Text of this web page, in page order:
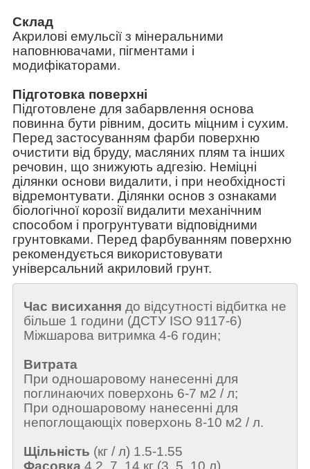
Склад
Акрилові емульсії з мінеральними
наповнювачами, пігментами і
модифікаторами.
Підготовка поверхні
Підготовлене для забарвлення основа
повинна бути рівним, досить міцним і сухим.
Перед застосуванням фарби поверхню
очистити від бруду, масляних плям та інших
речовин, що знижують адгезію. Неміцні
ділянки основи видалити, і при необхідності
відремонтувати. Ділянки основ з ознаками
біологічної корозії видалити механічним
способом і прогрунтувати відповідними
грунтовками. Перед фарбуванням поверхню
рекомендується використовувати
універсальний акриловий грунт.
Час висихання до відсутності відбитка не
більше 1 години (ДСТУ ISO 9117-6)
Міжшарова витримка 4-6 годин;
Витрата
При одношаровому нанесенні для
поглинаючих поверхонь 6-7 м2 / л;
При одношаровому нанесенні для
непоглощающіх поверхонь 8-10 м2 / л.
Щільність (кг / л) 1.5-1.55
Фасовка 4.2, 7, 14 кг (3, 5, 10 л)